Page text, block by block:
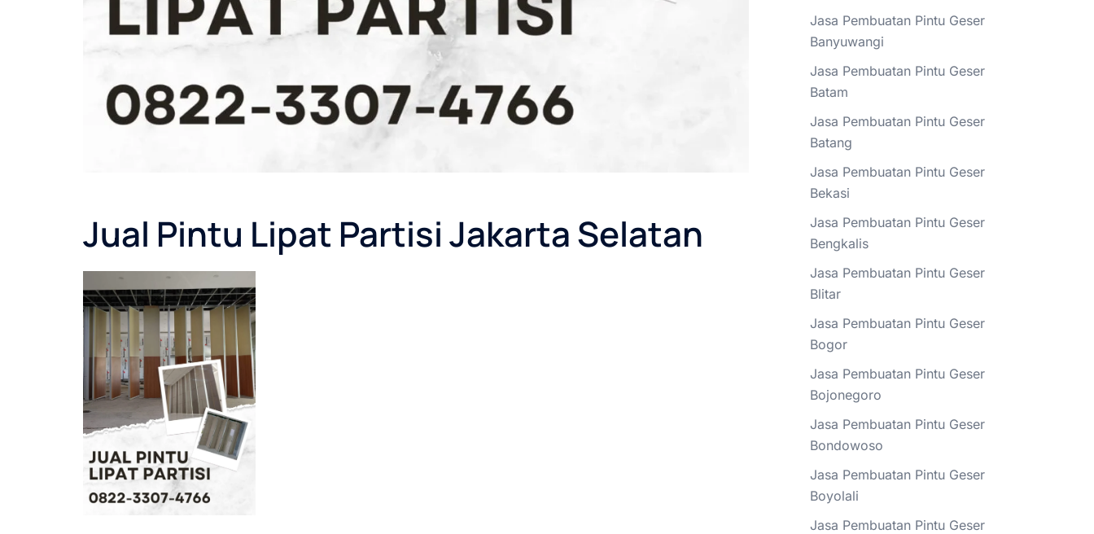
Jual Pintu Lipat Partisi Jakarta Selatan
Jasa Pembuatan Pintu Geser
Banyuwangi
Jasa Pembuatan Pintu Geser
Batam
Jasa Pembuatan Pintu Geser
Batang
Jasa Pembuatan Pintu Geser
Bekasi
Jasa Pembuatan Pintu Geser
Bengkalis
Jasa Pembuatan Pintu Geser
Blitar
Jasa Pembuatan Pintu Geser
Bogor
Jasa Pembuatan Pintu Geser
Bojonegoro
Jasa Pembuatan Pintu Geser
Bondowoso
Jasa Pembuatan Pintu Geser
Boyolali
Jasa Pembuatan Pintu Geser